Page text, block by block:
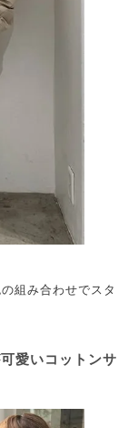
組み合わせでスタ
愛いコットンサ